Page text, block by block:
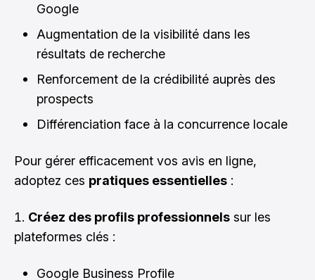
Google
Augmentation de la visibilité dans les
résultats de recherche
Renforcement de la crédibilité auprès des
prospects
Différenciation face à la concurrence locale
Pour gérer efficacement vos avis en ligne,
adoptez ces pratiques essentielles :
Créez des profils professionnels sur les
plateformes clés :
Google Business Profile